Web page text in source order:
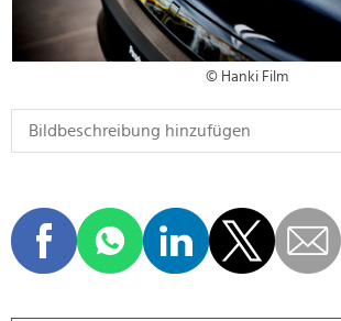
© Hanki Film